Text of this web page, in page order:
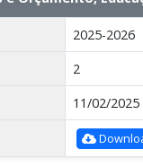
2025-2026
2
11/02/2025